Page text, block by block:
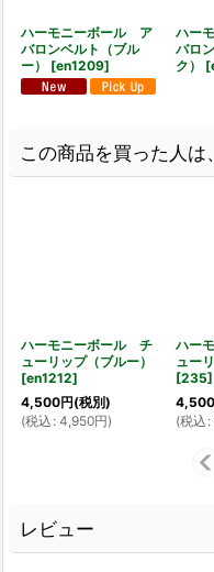
ハーモニーボール ア
バロンベルト（ブル
ー）
[en1209]
ハー
バロ
ク）
[
この商品を買った人
ハーモニーボール チ
ューリップ（ブルー）
[en1212]
4,500円(税別)
(税込 : 4,950円)
ハー
ュー
[235]
4,500
(税込 :
レビュー